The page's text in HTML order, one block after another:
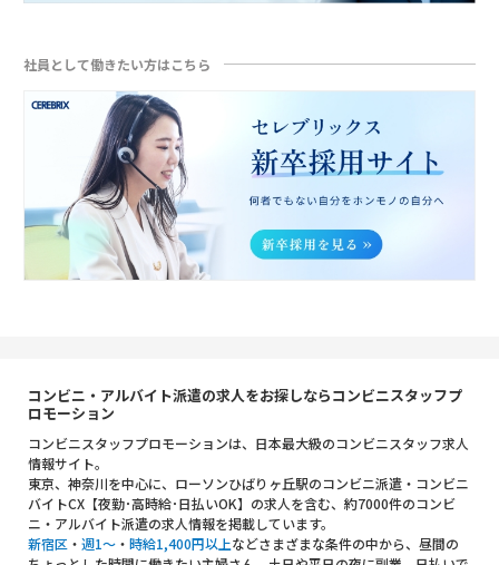
社員として働きたい方はこちら
コンビニ・アルバイト派遣の求人をお探しならコンビニスタッフプ
ロモーション
コンビニスタッフプロモーションは、日本最大級のコンビニスタッフ求人
情報サイト。
東京、神奈川を中心に、ローソンひばりヶ丘駅のコンビニ派遣・コンビニ
バイトCX【夜勤･高時給･日払いOK】の求人を含む、約7000件のコンビ
ニ・アルバイト派遣の求人情報を掲載しています。
新宿区 ・ 週1～ ・ 時給1,400円以上などさまざまな条件の中から、昼間の